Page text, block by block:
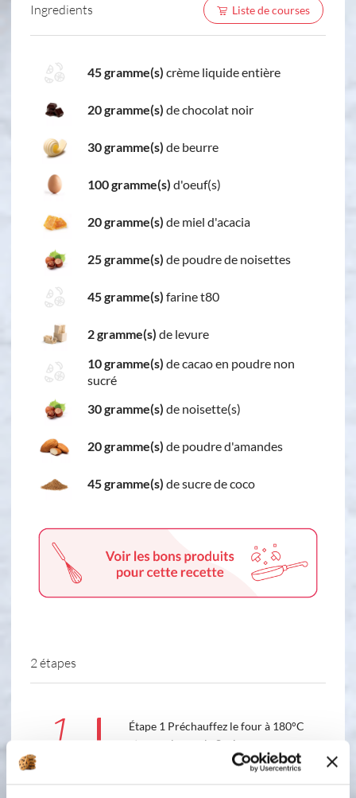
Ingredients Liste de courses
45 gramme(s) crème liquide entière
20 gramme(s) de chocolat noir
30 gramme(s) de beurre
100 gramme(s) d'oeuf(s)
20 gramme(s) de miel d'acacia
25 gramme(s) de poudre de noisettes
45 gramme(s) farine t80
2 gramme(s) de levure
10 gramme(s) de cacao en poudre non
sucré
30 gramme(s) de noisette(s)
20 gramme(s) de poudre d'amandes
45 gramme(s) de sucre de coco
2 étapes
1
Étape 1 Préchauffez le four à 180°C
et posez le moule Sapinou sur une
plaque perforée. Concassez 30 g de